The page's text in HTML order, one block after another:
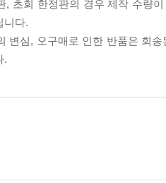
, 초회 한정판의 경우 제작 수량
니다.
변심, 오구매로 인한 반품은 회
.